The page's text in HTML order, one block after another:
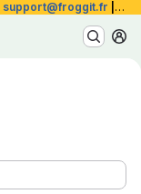
support@froggit.fr La